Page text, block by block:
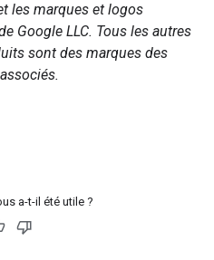
les marques et logos
Google LLC. Tous les autres
sont des marques des
a-t-il été utile ?